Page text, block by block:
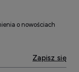
o nowościach
Zapisz się